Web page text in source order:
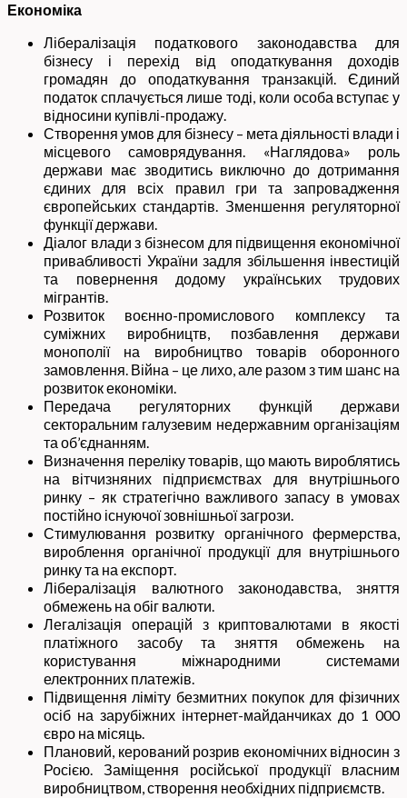
Економіка
Лібералізація податкового законодавства для
бізнесу і перехід від оподаткування доходів
громадян до оподаткування транзакцій. Єдиний
податок сплачується лише тоді, коли особа вступає у
відносини купівлі-продажу.
Створення умов для бізнесу – мета діяльності влади і
місцевого самоврядування. «Наглядова» роль
держави має зводитись виключно до дотримання
єдиних для всіх правил гри та запровадження
європейських стандартів. Зменшення регуляторної
функції держави.
Діалог влади з бізнесом для підвищення економічної
привабливості України задля збільшення інвестицій
та повернення додому українських трудових
мігрантів.
Розвиток воєнно-промислового комплексу та
суміжних виробництв, позбавлення держави
монополії на виробництво товарів оборонного
замовлення. Війна – це лихо, але разом з тим шанс на
розвиток економіки.
Передача регуляторних функцій держави
секторальним галузевим недержавним організаціям
та об’єднанням.
Визначення переліку товарів, що мають вироблятись
на вітчизняних підприємствах для внутрішнього
ринку – як стратегічно важливого запасу в умовах
постійно існуючої зовнішньої загрози.
Стимулювання розвитку органічного фермерства,
вироблення органічної продукції для внутрішнього
ринку та на експорт.
Лібералізація валютного законодавства, зняття
обмежень на обіг валюти.
Легалізація операцій з криптовалютами в якості
платіжного засобу та зняття обмежень на
користування міжнародними системами
електронних платежів.
Підвищення ліміту безмитних покупок для фізичних
осіб на зарубіжних інтернет-майданчиках до 1 000
євро на місяць.
Плановий, керований розрив економічних відносин з
Росією. Заміщення російської продукції власним
виробництвом, створення необхідних підприємств.